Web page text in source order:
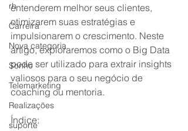
rh
Carreira
Nova categoria
Sonho
Telemarketing
Realizações
suporte
entenderem melhor seus clientes,
otimizarem suas estratégias e
impulsionarem o crescimento. Neste
artigo, exploraremos como o Big Data
pode ser utilizado para extrair insights
valiosos para o seu negócio de
coaching ou mentoria.
Índice: